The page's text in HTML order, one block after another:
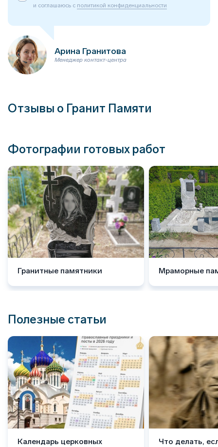
и соглашаюсь с политикой конфиденциальности
Арина Гранитова
Менеджер контакт-центра
Отзывы о Гранит Памяти
Фотографии готовых работ
Гранитные памятники Мраморные
Полезные статьи
Календарь церковных
Что делать,